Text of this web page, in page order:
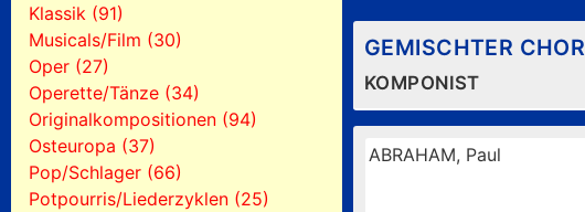
Klassik (91)
Musicals/Film (30)
Oper (27)
Operette/Tänze (34)
Originalkompositionen (94)
Osteuropa (37)
Pop/Schlager (66)
Potpourris/Liederzyklen (25)
GEMISCHTER CHOR
KOMPONIST
ABRAHAM, Paul